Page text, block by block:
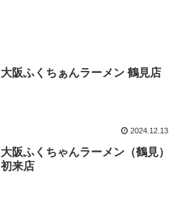
大阪ふくちぁんラーメン 鶴見店
2024.12.13
大阪ふくちゃんラーメン（鶴見）
初来店